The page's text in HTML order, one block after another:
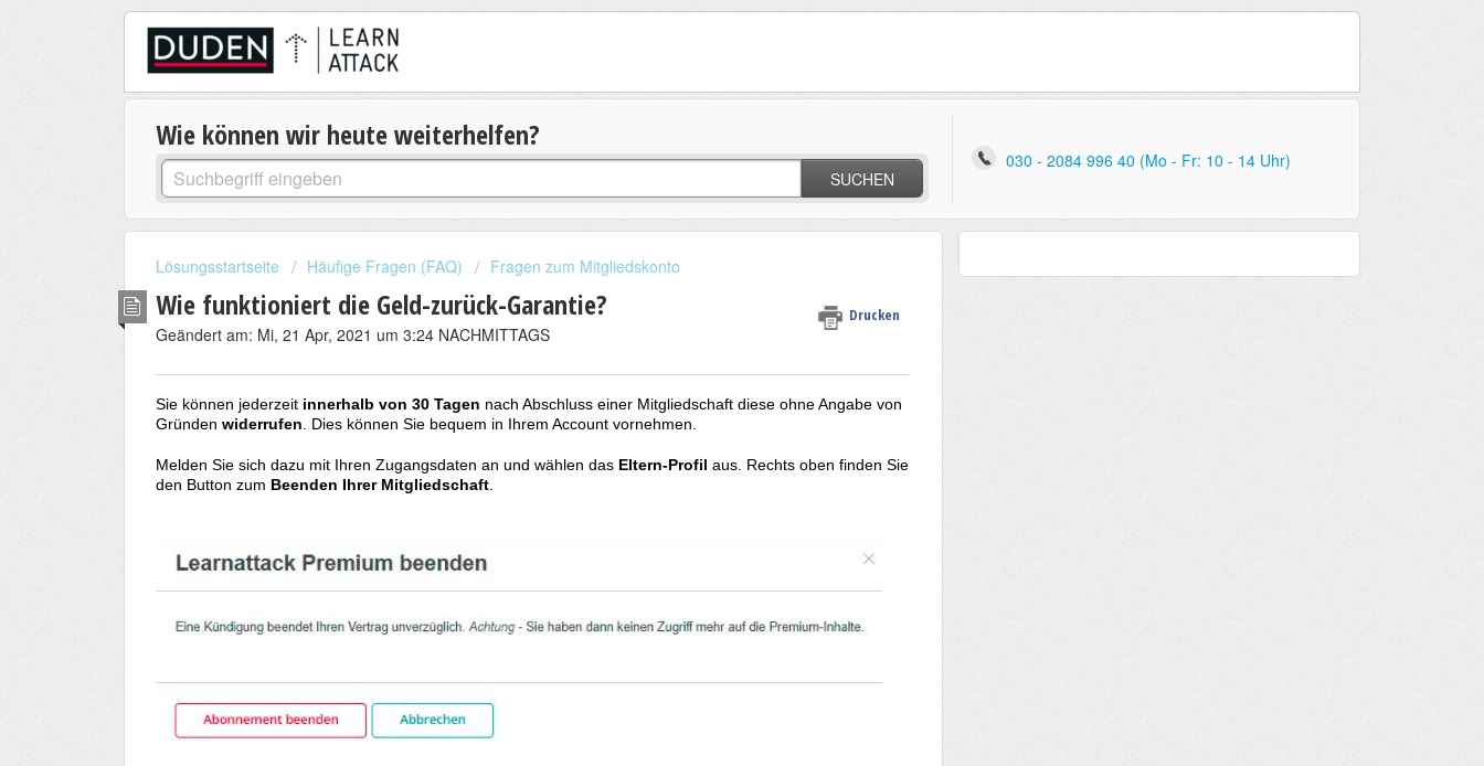
Wie können wir heute weiterhelfen?
SUCHEN
030 - 2084 996 40 (Mo - Fr: 10 - 14 Uhr)
Lösungsstartseite Häufige Fragen (FAQ) Fragen zum Mitgliedskonto
Wie funktioniert die Geld-zurück-Garantie? Drucken
Geändert am: Mi, 21 Apr, 2021 um 3:24 NACHMITTAGS
Sie können jederzeit innerhalb von 30 Tagen nach Abschluss einer Mitgliedschaft diese ohne Angabe von
Gründen widerrufen. Dies können Sie bequem in Ihrem Account vornehmen.
Melden Sie sich dazu mit Ihren Zugangsdaten an und wählen das Eltern-Profil aus. Rechts oben finden Sie
den Button zum Beenden Ihrer Mitgliedschaft.